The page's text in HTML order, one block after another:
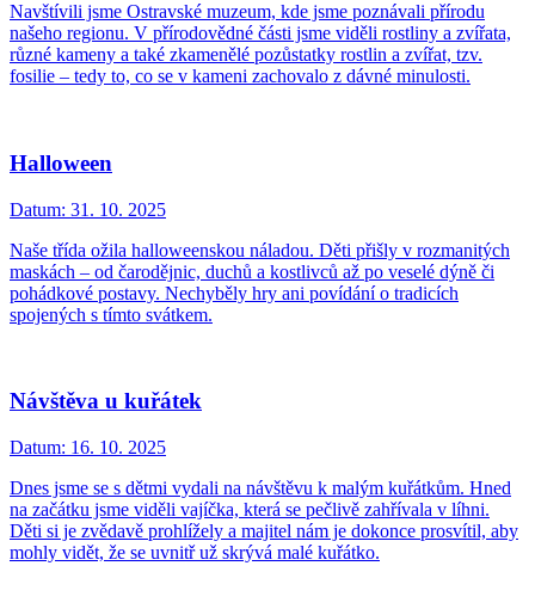
Navštívili jsme Ostravské muzeum, kde jsme poznávali přírodu
našeho regionu. V přírodovědné části jsme viděli rostliny a zvířata,
různé kameny a také zkamenělé pozůstatky rostlin a zvířat, tzv.
fosilie – tedy to, co se v kameni zachovalo z dávné minulosti.
Halloween
Datum: 31. 10. 2025
Naše třída ožila halloweenskou náladou. Děti přišly v rozmanitých
maskách – od čarodějnic, duchů a kostlivců až po veselé dýně či
pohádkové postavy. Nechyběly hry ani povídání o tradicích
spojených s tímto svátkem.
Návštěva u kuřátek
Datum: 16. 10. 2025
Dnes jsme se s dětmi vydali na návštěvu k malým kuřátkům. Hned
na začátku jsme viděli vajíčka, která se pečlivě zahřívala v líhni.
Děti si je zvědavě prohlížely a majitel nám je dokonce prosvítil, aby
mohly vidět, že se uvnitř už skrývá malé kuřátko.